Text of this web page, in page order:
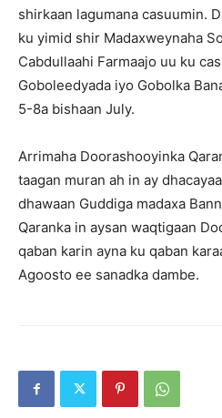
shirkaan lagumana casuumin.
ku yimid shir Madaxweynaha
Cabdullaahi Farmaajo uu ku
Goboleedyada iyo Gobolka
5-8a bishaan July.
Arrimaha Doorashooyinka
taagan muran ah in ay
dhawaan Guddiga madaxa
Qaranka in aysan waqtigaan
qaban karin ayna ku qaban
Agoosto ee sanadka dambe.